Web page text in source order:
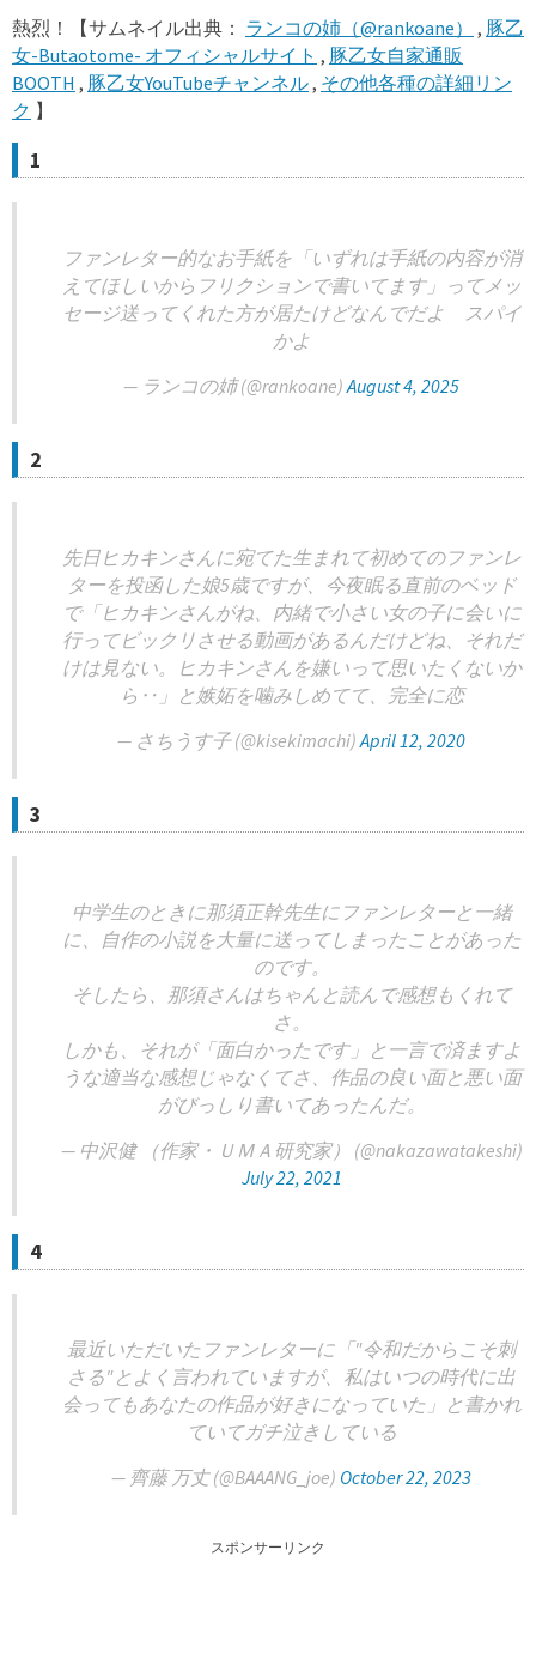
熱烈！【サムネイル出典： ランコの姉（@rankoane） , 豚乙
女-Butaotome- オフィシャルサイト , 豚乙女自家通販
BOOTH , 豚乙女YouTubeチャンネル, その他各種の詳細リン
ク 】
1
ファンレター的なお手紙を「いずれは手紙の内容が消
えてほしいからフリクションで書いてます」ってメッ
セージ送ってくれた方が居たけどなんでだよ スパイ
かよ
— ランコの姉 (@rankoane)August 4, 2025
2
先日ヒカキンさんに宛てた生まれて初めてのファンレ
ターを投函した娘5歳ですが、今夜眠る直前のベッド
で「ヒカキンさんがね、内緒で小さい女の子に会いに
行ってビックリさせる動画があるんだけどね、それだ
けは見ない。ヒカキンさんを嫌いって思いたくないか
ら‥」と嫉妬を噛みしめてて、完全に恋
— さちうす子 (@kisekimachi)April 12, 2020
3
中学生のときに那須正幹先生にファンレターと一緒
に、自作の小説を大量に送ってしまったことがあった
のです。
そしたら、那須さんはちゃんと読んで感想もくれて
さ。
しかも、それが「面白かったです」と一言で済ますよ
うな適当な感想じゃなくてさ、作品の良い面と悪い面
がびっしり書いてあったんだ。
— 中沢健 （作家・ＵＭＡ研究家） (@nakazawatakeshi)
July 22, 2021
4
最近いただいたファンレターに「"令和だからこそ刺
さる"とよく言われていますが、私はいつの時代に出
会ってもあなたの作品が好きになっていた」と書かれ
ていてガチ泣きしている
— 齊藤 万丈 (@BAAANG_joe) October 22, 2023
スポンサーリンク